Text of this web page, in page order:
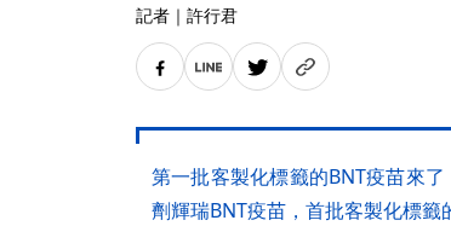
記者 ｜ 許行君
第一批客製化標籤的BNT疫苗來
劑輝瑞BNT疫苗，首批客製化標